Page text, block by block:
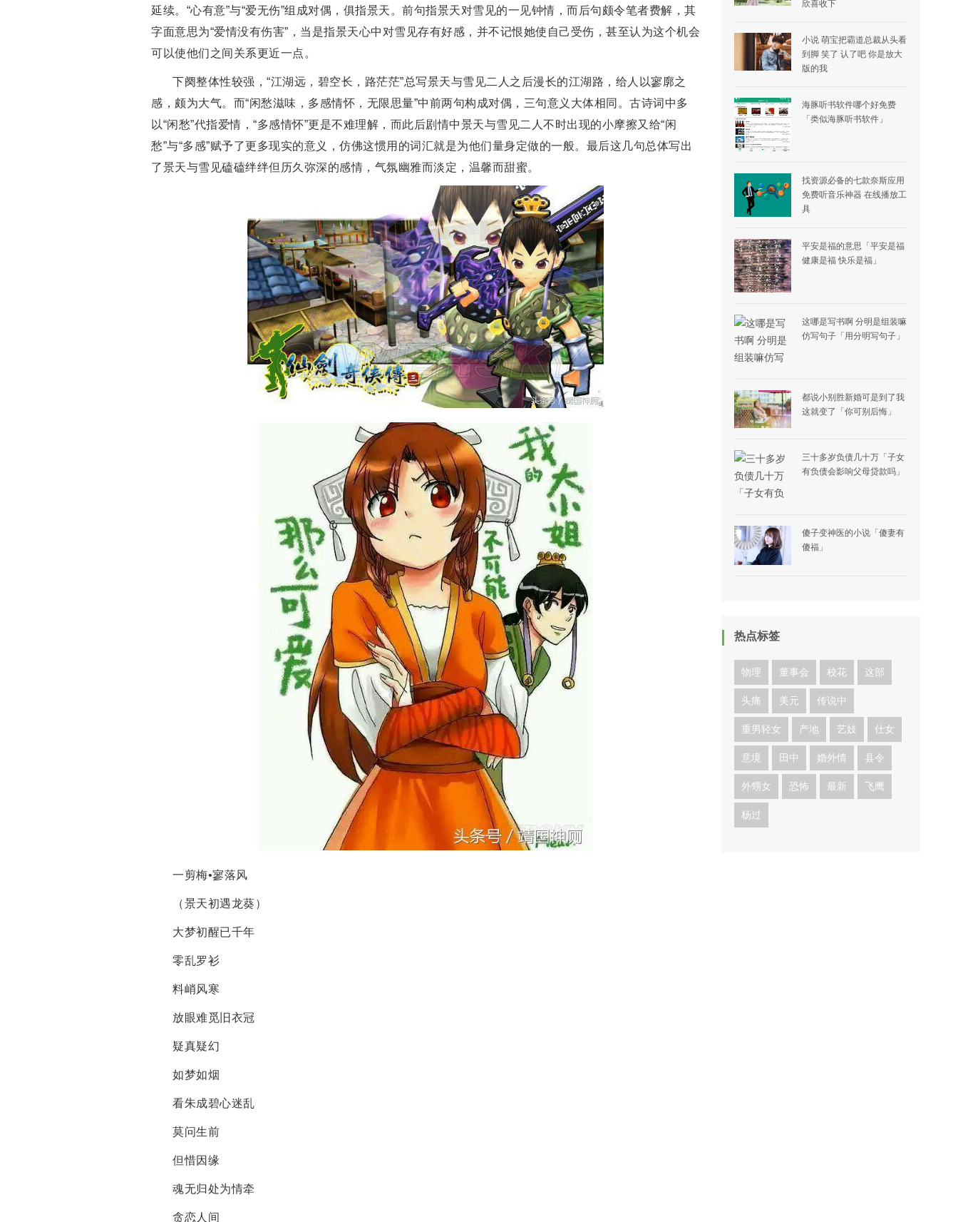
延续。“心有意”与“爱无伤”组成对偶，俱指景天。前句指景天对雪见的一见钟情，而后句颇令笔者费解，其
字面意思为“爱情没有伤害”，当是指景天心中对雪见存有好感，并不记恨她使自己受伤，甚至认为这个机会
可以使他们之间关系更近一点。
下阕整体性较强，“江湖远，碧空长，路茫茫”总写景天与雪见二人之后漫长的江湖路，给人以寥廓之
感，颇为大气。而“闲愁滋味，多感情怀，无限思量”中前两句构成对偶，三句意义大体相同。古诗词中多
以“闲愁”代指爱情，“多感情怀”更是不难理解，而此后剧情中景天与雪见二人不时出现的小摩擦又给“闲
愁”与“多感”赋予了更多现实的意义，仿佛这惯用的词汇就是为他们量身定做的一般。最后这几句总体写出
了景天与雪见磕磕绊绊但历久弥深的感情，气氛幽雅而淡定，温馨而甜蜜。
一剪梅•寥落风
（景天初遇龙葵）
大梦初醒已千年
零乱罗衫
料峭风寒
放眼难觅旧衣冠
疑真疑幻
如梦如烟
看朱成碧心迷乱
莫问生前
但惜因缘
魂无归处为情牵
贪恋人间
欣喜收下
小说 萌宝把霸道总裁从头看
到脚 笑了 认了吧 你是放大
版的我
海豚听书软件哪个好免费
「类似海豚听书软件」
找资源必备的七款奈斯应用
免费听音乐神器 在线播放工
具
平安是福的意思「平安是福
健康是福 快乐是福」
这哪是写书啊 分明是组装嘛
仿写句子「用分明写句子」
都说小别胜新婚可是到了我
这就变了「你可别后悔」
三十多岁负债几十万「子女
有负债会影响父母贷款吗」
傻子变神医的小说「傻妻有
傻福」
热点标签
物理 董事会 校花 这部
头痛 美元 传说中
重男轻女 产地 艺妓 仕女
意境 田中 婚外情 县令
外甥女 恐怖 最新 飞鹰
杨过